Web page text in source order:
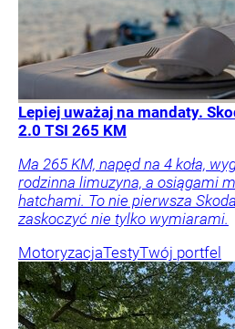
Lepiej uważaj na mandaty.
2.0 TSI 265 KM
Ma 265 KM, napęd na 4 koła,
rodzinna limuzyna, a osiągami
hatchami. To nie pierwsza
zaskoczyć nie tylko wymiarami.
MotoryzacjaTestyTwój portfel